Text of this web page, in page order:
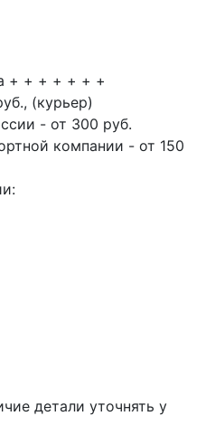
+ + + + + + +
(курьер)
- от 300 руб.
компании - от 150
детали уточнять у